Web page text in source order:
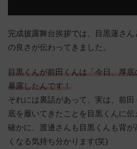
完成披露舞台挨拶では、目黒蓮さ
の良さが伝わってきました。
目黒くんが前田くんは「今日、厚
暴露したんです！
それには裏話があって、実は、前
底を履いてきたことを目黒くんに伝
確かに、渡邊さんも目黒くんも背
くなる気持ち分かります(笑)